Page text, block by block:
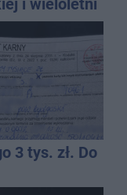
3 tys. zł. Do